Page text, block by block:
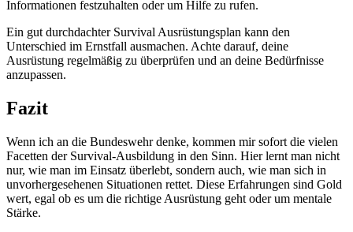
Informationen⁢ festzuhalten oder um​ Hilfe zu rufen.
Ein gut durchdachter Survival Ausrüstungsplan kann den
Unterschied⁣ im⁢ Ernstfall ausmachen. Achte darauf, ⁣deine
Ausrüstung regelmäßig zu ​überprüfen und an deine Bedürfnisse
anzupassen.‌
Fazit
Wenn ⁢ich an die Bundeswehr denke, kommen mir sofort die vielen
Facetten der Survival-Ausbildung in den Sinn. ⁢Hier lernt man nicht
nur, wie man⁣ im Einsatz überlebt, sondern auch, wie man sich in
⁢unvorhergesehenen Situationen rettet. Diese Erfahrungen sind Gold
wert, egal ob es um die richtige Ausrüstung geht oder um mentale
Stärke.